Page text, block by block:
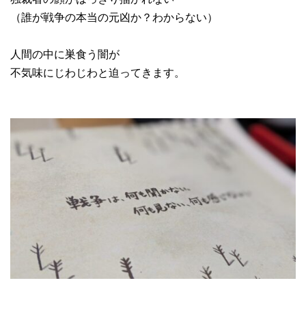
（誰が戦争の本当の元凶か？わからない）
人間の中に巣食う闇が
不気味にじわじわと迫ってきます。